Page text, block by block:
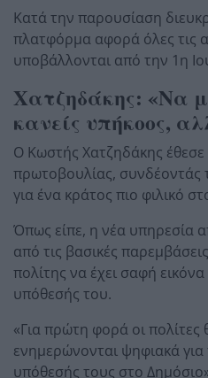
Κατά την παρουσίαση
πλατφόρμα αφορά όλες τις
υποβάλλονται από την 1η
Χατζηδάκης: «Να
κανείς υπήκοος,
Ο Κωστής Χατζηδάκης έθεσε
πρωτοβουλίας, συνδέοντάς
για ένα κράτος πιο φιλικό
Όπως είπε, η νέα υπηρεσία
από τις βασικές
πολίτης να έχει σαφή
υπόθεσής του.
«Για πρώτη φορά οι
ενημερώνονται ψηφιακά για
υπόθεσής τους στο